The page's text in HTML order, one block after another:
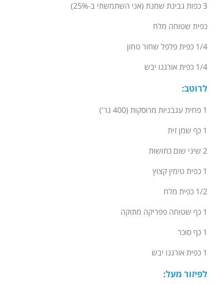
3 כפות גבינת שמנת (אני השתמשתי ב-25%)
כפית שטוחה מלח
1/4 כפית פלפל שחור טחון
1/4 כפית אורגנו יבש
לרוטב:
1 פחית עגבניות מרוסקות (400 גר')
1 כף שמן זית
2 שיני שום כתושות
1 כפית טימין קצוץ
1/2 כפית מלח
1 כף שטוחה פפריקה מתוקה
1 כף סוכר
1 כפית אורגנו יבש
לפיזור מעל: